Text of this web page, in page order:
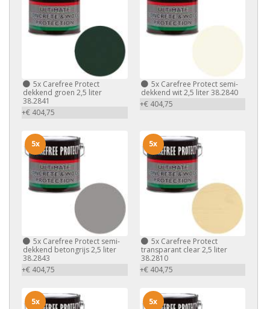
5x Carefree Protect
dekkend groen 2,5 liter
38.2841
+€ 404,75
5xCarefree Protect semi-
dekkend wit 2,5 liter 38.2840
+€ 404,75
5x Carefree Protect semi-
dekkend betongrijs 2,5 liter
38.2843
+€ 404,75
5x
5xCarefree Protect
transparant clear 2,5 liter
38.2810
+€ 404,75
5x
5x 5x